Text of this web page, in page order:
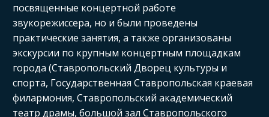
посвященные концертной работе
звукорежиссера, но и были проведены
практические занятия, а также организованы
экскурсии по крупным концертным площадкам
города (Ставропольский Дворец культуры и
спорта, Государственная Ставропольская краевая
филармония, Ставропольский академический
театр драмы, большой зал Ставропольского